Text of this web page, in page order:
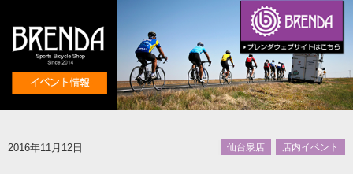
2016年11月12日 仙台泉店 店内イベント